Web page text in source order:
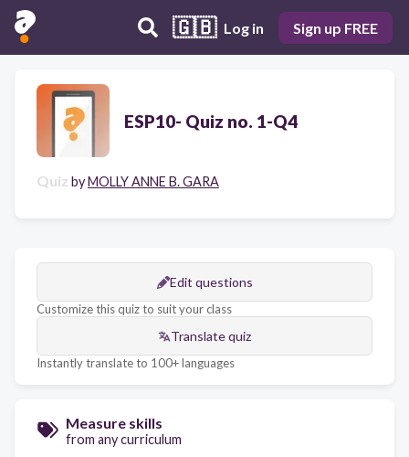
🇬🇧 Log in Sign up FREE
ESP10- Quiz no. 1-Q4
Quiz byMOLLY ANNE B. GARA
Edit questions
Customize this quiz to suit your class
Translate quiz
Instantly translate to 100+ languages
Measure skills
from any curriculum